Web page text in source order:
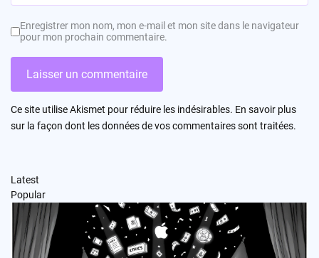
Enregistrer mon nom, mon e-mail et mon site dans le navigateur
pour mon prochain commentaire.
Ce site utilise Akismet pour réduire les indésirables. En savoir plus
sur la façon dont les données de vos commentaires sont traitées.
Latest
Popular